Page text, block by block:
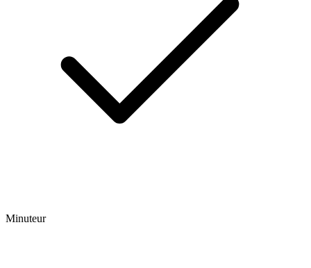
Minuteur